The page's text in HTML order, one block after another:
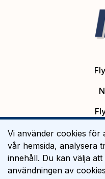
Om
Vi använder cookies för
vår hemsida, analysera
innehåll. Du kan välja
användningen av